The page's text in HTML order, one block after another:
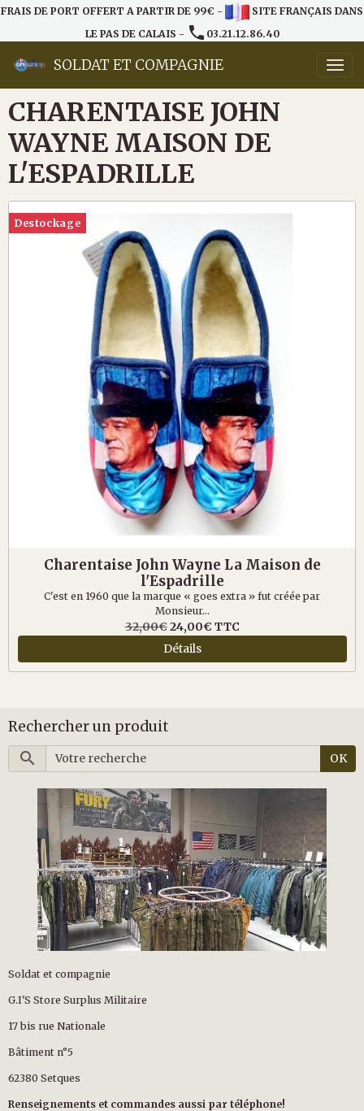
FRAIS DE PORT OFFERT A PARTIR DE 99€ -
SITE FRANÇAIS DANS
LE PAS DE CALAIS -
03.21.12.86.40
SOLDAT ET COMPAGNIE
CHARENTAISE JOHN
WAYNE MAISON DE
L'ESPADRILLE
Destockage
Charentaise John Wayne La Maison de
l'Espadrille
C'est en 1960 que la marque « goes extra » fut créée par
Monsieur...
32,00€24,00€ TTC
Détails
Rechercher un produit
OK
Soldat et compagnie
G.I'S Store Surplus Militaire
17 bis rue Nationale
Bâtiment n°5
62380 Setques
Renseignements et commandes aussi par téléphone!